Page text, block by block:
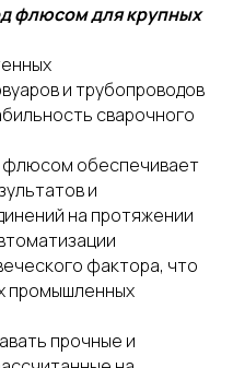
флюсом для крупных
и трубопроводов
сварочного
флюсом обеспечивает
и
на протяжении
фактора, что
промышленных
прочные и